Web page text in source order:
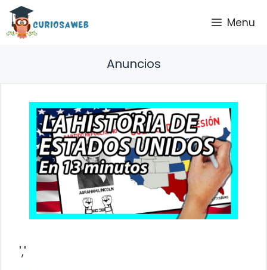
Saltar
contenido
Menu
Anuncios
','